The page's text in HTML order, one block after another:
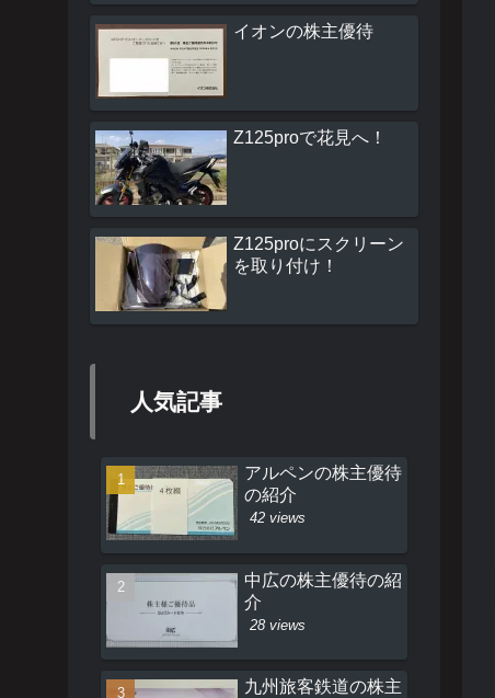
イオンの株主優待
Z125proで花見へ！
Z125proにスクリーン
を取り付け！
人気記事
アルペンの株主優待
の紹介
42 views
中広の株主優待の紹
介
28 views
九州旅客鉄道の株主